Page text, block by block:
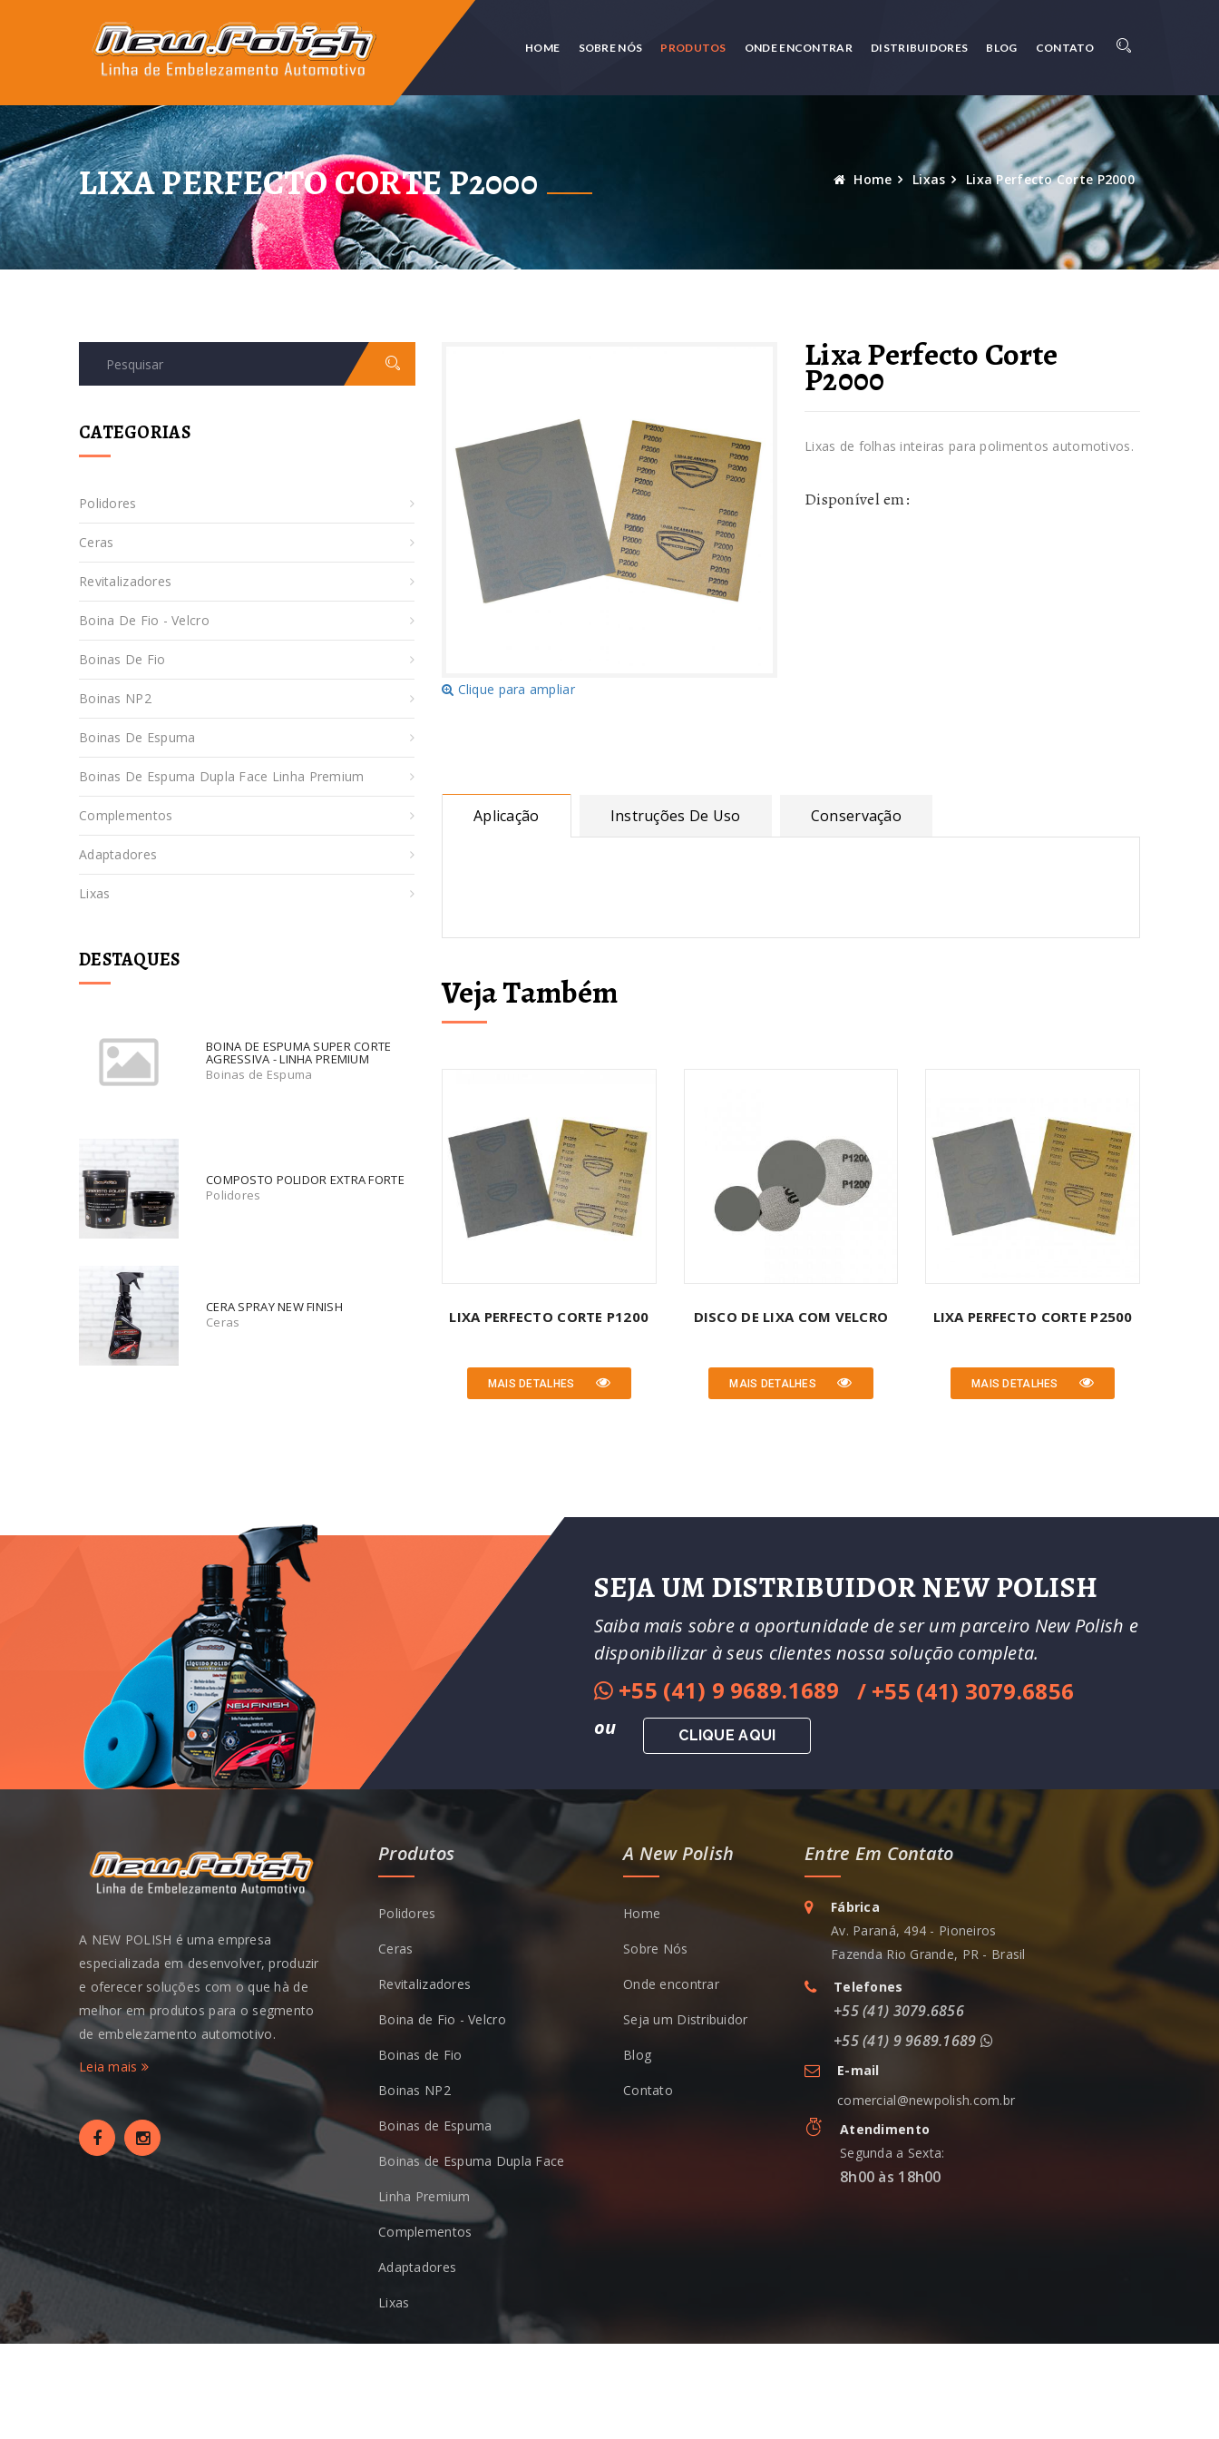
HOME SOBRE NÓS PRODUTOS ONDE ENCONTRAR DISTRIBUIDORES BLOG CONTATO
LIXA PERFECTO CORTE P2000 Home Lixas Lixa Perfecto Corte P2000
Clique para ampliar
Lixa Perfecto Corte
P2000
Lixas de folhas inteiras para polimentos automotivos.
Disponível em:
Aplicação Instruções De Uso Conservação
Veja Também
LIXA PERFECTO CORTE P1200
MAIS DETALHES
DISCO DE LIXA COM VELCRO
MAIS DETALHES
LIXA PERFECTO CORTE P2500
MAIS DETALHES
CATEGORIAS
Polidores
Ceras
Revitalizadores
Boina De Fio - Velcro
Boinas De Fio
Boinas NP2
Boinas De Espuma
Boinas De Espuma Dupla Face Linha Premium
Complementos
Adaptadores
Lixas
DESTAQUES
BOINA DE ESPUMA SUPER CORTE
AGRESSIVA - LINHA PREMIUM
Boinas de Espuma
COMPOSTO POLIDOR EXTRA FORTE
Polidores
CERA SPRAY NEW FINISH
Ceras
SEJA UM DISTRIBUIDOR NEW POLISH
Saiba mais sobre a oportunidade de ser um parceiro New Polish e
disponibilizar à seus clientes nossa solução completa.
+55 (41) 9 9689.1689 / +55 (41) 3079.6856
ou CLIQUE AQUI
A NEW POLISH é uma empresa
especializada em desenvolver, produzir
e oferecer soluções com o que hà de
melhor em produtos para o segmento
de embelezamento automotivo.
Leia mais
Produtos
Polidores
Ceras
Revitalizadores
Boina de Fio - Velcro
Boinas de Fio
Boinas NP2
Boinas de Espuma
Boinas de Espuma Dupla Face
Linha Premium
Complementos
Adaptadores
Lixas
A New Polish
Home
Sobre Nós
Onde encontrar
Seja um Distribuidor
Blog
Contato
Entre Em Contato
Fábrica
Av. Paraná, 494 - Pioneiros
Fazenda Rio Grande, PR - Brasil
Telefones
+55 (41) 3079.6856
+55 (41) 9 9689.1689
E-mail
comercial@newpolish.com.br
Atendimento
Segunda a Sexta:
8h00 às 18h00